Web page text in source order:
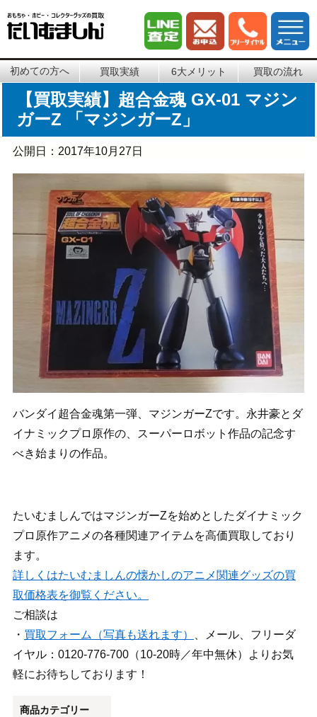
初めての方へ 買取実績 6大メリット 買取の流れ
【買取実績】超合金魂 GX-01 マジン
ガーZ 「マジンガーZ」
公開日： 2017年10月27日
バンダイ超合金魂第一弾、マジンガーZです。永井豪とダ
イナミックプロ原作の、スーパーロボット作品の記念す
べき始まりの作品。
たいむましんではマジンガーZを始めとしたダイナミック
プロ原作アニメの各種関連アイテムを高価買取しており
ます。
詳しくはたいむましんの懐かしのアニメ関連グッズの買
取価格表を御覧ください。
ご相談は
・ 買取フォーム（写真も送れます）
、メール、フリーダ
イヤル：0120-776-700（10-20時／年中無休）よりお気
軽にお待ちしております！
商品カテゴリー